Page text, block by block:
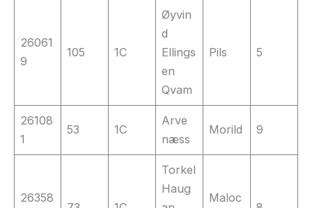
26061
9
105 1C
Øyvin
d
Ellings
en
Qvam
Pils 5
26108
1
53 1C
Arve
næss
Morild 9
26358
Torkel
Haug
Maloc